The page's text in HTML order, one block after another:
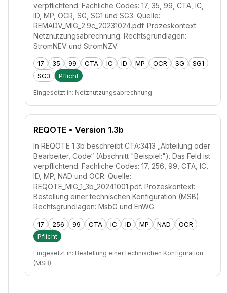
verpflichtend. Fachliche Codes: 17, 35, 99, CTA, IC,
ID, MP, OCR, SG, SG1 und SG3. Quelle:
REMADV_MIG_2.9c_20231024.pdf. Prozeskontext:
Netznutzungsabrechnung. Rechtsgrundlagen:
StromNEV und StromNZV.
17 35 99 CTA IC ID MP OCR SG
SG1
SG3
Pflicht
Eingesetzt in: Netznutzungsabrechnung
REQOTE • Version 1.3b
In REQOTE 1.3b beschreibt CTA:3413 „Abteilung oder
Bearbeiter, Code“ (Abschnitt "Beispiel:"). Das Feld ist
verpflichtend. Fachliche Codes: 17, 256, 99, CTA, IC,
ID, MP, NAD und OCR. Quelle:
REQOTE_MIG_1_3b_20241001.pdf. Prozeskontext:
Bestellung einer technischen Konfiguration (MSB).
Rechtsgrundlagen: MsbG und EnWG.
17 256 99 CTA IC ID MP NAD
OCR
Pflicht
Eingesetzt in: Bestellung einer technischen Konfiguration
(MSB)